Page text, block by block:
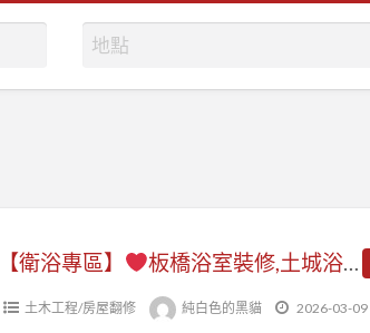
【衛浴專區】 板橋浴室裝修,土城浴室裝修,三峽浴室裝修,新莊浴室裝修,五股浴室裝修,中和浴室裝修,樹林浴室裝修,鶯歌浴室裝修,三重浴室裝修,蘆洲浴室裝修,浴室翻新,浴室整修估價,浴室裝修推薦,平價浴室裝修,新北浴室翻修推薦,浴室防水,浴室泥作,浴缸拆除乾溼分離
土木工程/房屋翻修 純白色的黑貓 2026-03-09